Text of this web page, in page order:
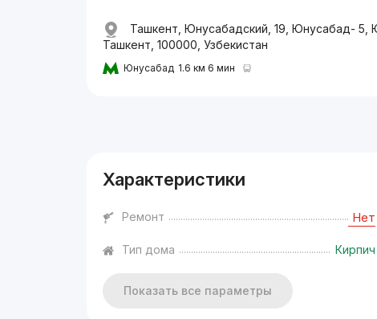
Ташкент, Юнусабадский, 19, Юнусабад- 5,
Ташкент, 100000, Узбекистан
Юнусабад 1.6 км 6 мин
Характеристики
Ремонт Нет
Тип дома Кирпич
Показать все параметры